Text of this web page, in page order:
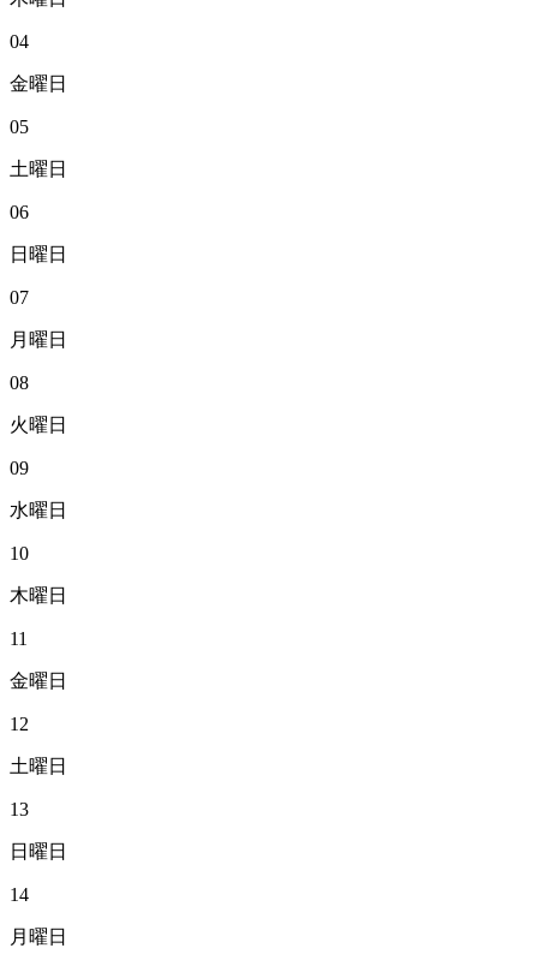
04
金曜日
05
土曜日
06
日曜日
07
月曜日
08
火曜日
09
水曜日
10
木曜日
11
金曜日
12
土曜日
13
日曜日
14
月曜日